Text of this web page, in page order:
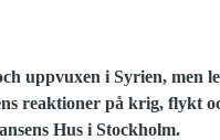
uppvuxen i Syrien, men
reaktioner på krig, flykt
Hus i Stockholm.